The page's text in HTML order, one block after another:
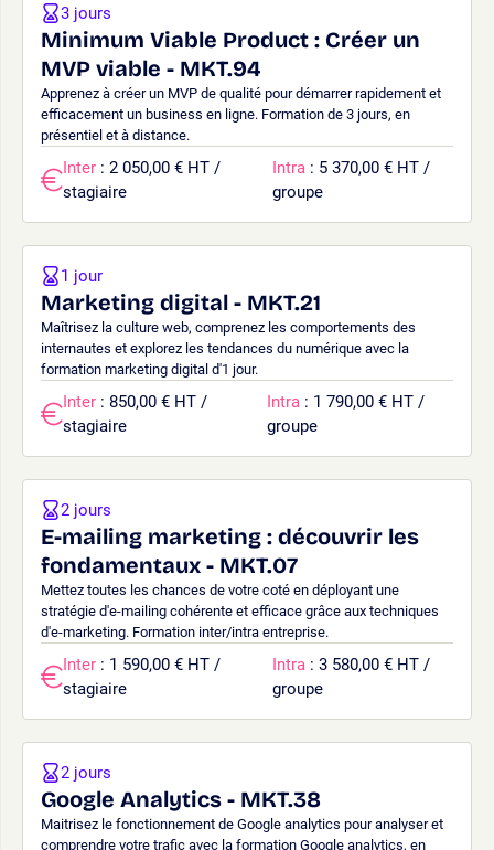
Minimum Viable Product : Créer un
MVP viable - MKT.94
Apprenez à créer un MVP de qualité pour démarrer rapidement et
efficacement un business en ligne. Formation de 3 jours, en
présentiel et à distance.
3 jours
Inter : 2 050,00 € HT /
stagiaire
Intra : 5 370,00 € HT /
groupe
Marketing digital - MKT.21
Maîtrisez la culture web, comprenez les comportements des
internautes et explorez les tendances du numérique avec la
formation marketing digital d'1 jour.
1 jour
Inter : 850,00 € HT /
stagiaire
Intra : 1 790,00 € HT /
groupe
E-mailing marketing : découvrir les
fondamentaux - MKT.07
Mettez toutes les chances de votre coté en déployant une
stratégie d'e-mailing cohérente et efficace grâce aux techniques
d'e-marketing. Formation inter/intra entreprise.
2 jours
Inter : 1 590,00 € HT /
stagiaire
Intra : 3 580,00 € HT /
groupe
Google Analytics - MKT.38
Maitrisez le fonctionnement de Google analytics pour analyser et
comprendre votre trafic avec la formation Google analytics, en
2 jours